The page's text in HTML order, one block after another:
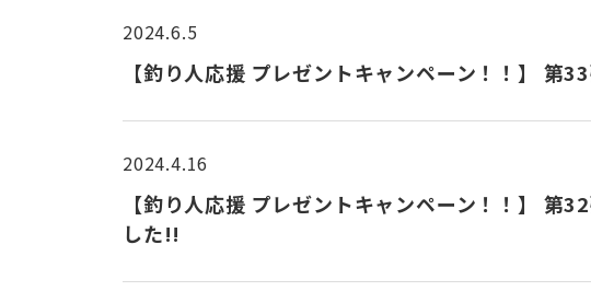
2024.6.5
【釣り人応援 プレゼントキャンペーン！！】
2024.4.16
【釣り人応援 プレゼントキャンペーン！！】 第
した!!